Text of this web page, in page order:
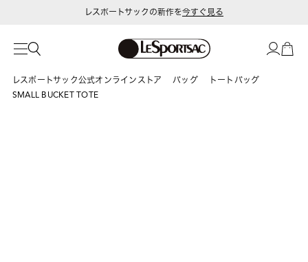
レスポートサックの新作を今すぐ見る
レスポートサック公式オンラインストア バッグ
トートバッグ
SMALL BUCKET TOTE